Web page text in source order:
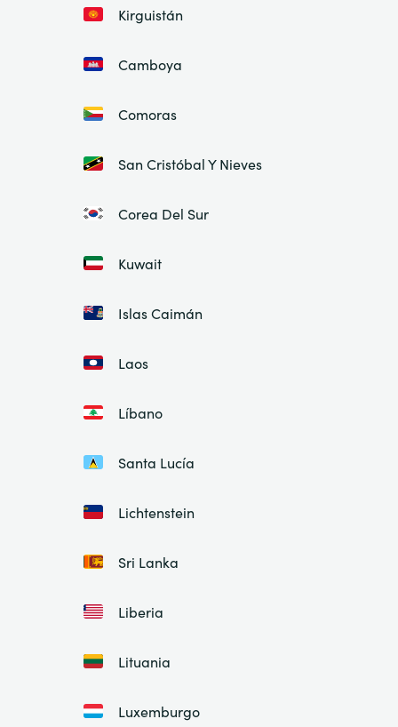
Kirguistán
Camboya
Comoras
San Cristóbal Y Nieves
Corea Del Sur
Kuwait
Islas Caimán
Laos
Líbano
Santa Lucía
Lichtenstein
Sri Lanka
Liberia
Lituania
Luxemburgo